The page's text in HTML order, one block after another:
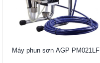
Máy phun sơn AGP PM021LF